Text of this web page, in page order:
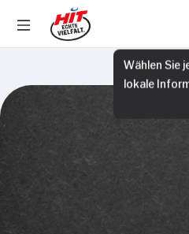
Wählen Sie
lokale